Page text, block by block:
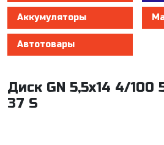
Аккумуляторы
Автотовары
Диск GN 5,5x14 4/100
37 S